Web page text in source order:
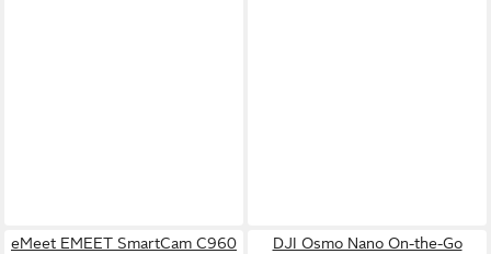
eMeet EMEET SmartCam C960
DJI Osmo Nano On-the-Go